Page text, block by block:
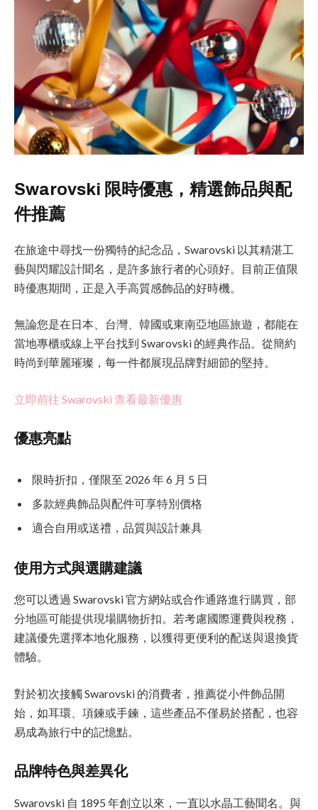
Swarovski 限時優惠，精選飾品與配
件推薦
在旅途中尋找一份獨特的紀念品，Swarovski 以其精湛工
藝與閃耀設計聞名，是許多旅行者的心頭好。目前正值限
時優惠期間，正是入手高質感飾品的好時機。
無論您是在日本、台灣、韓國或東南亞地區旅遊，都能在
當地專櫃或線上平台找到 Swarovski 的經典作品。從簡約
時尚到華麗璀璨，每一件都展現品牌對細節的堅持。
立即前往 Swarovski 查看最新優惠
優惠亮點
限時折扣，僅限至 2026 年 6 月 5 日
多款經典飾品與配件可享特別價格
適合自用或送禮，品質與設計兼具
使用方式與選購建議
您可以透過 Swarovski 官方網站或合作通路進行購買，部
分地區可能提供現場購物折扣。若考慮國際運費與稅務，
建議優先選擇本地化服務，以獲得更便利的配送與退換貨
體驗。
對於初次接觸 Swarovski 的消費者，推薦從小件飾品開
始，如耳環、項鍊或手鍊，這些產品不僅易於搭配，也容
易成為旅行中的記憶點。
品牌特色與差異化
Swarovski 自 1895 年創立以來，一直以水晶工藝聞名。與